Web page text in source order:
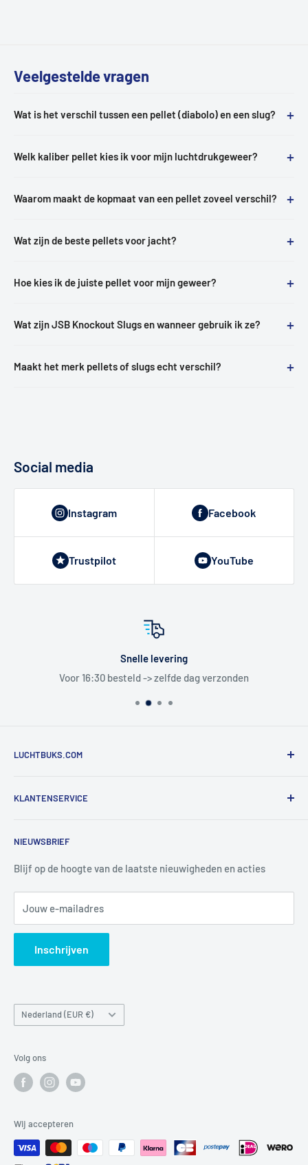
Veelgestelde vragen
Wat is het verschil tussen een pellet (diabolo) en een slug? +
Welk kaliber pellet kies ik voor mijn luchtdrukgeweer? +
Waarom maakt de kopmaat van een pellet zoveel verschil? +
Wat zijn de beste pellets voor jacht? +
Hoe kies ik de juiste pellet voor mijn geweer? +
Wat zijn JSB Knockout Slugs en wanneer gebruik ik ze? +
Maakt het merk pellets of slugs echt verschil? +
Social media
Instagram Facebook
Trustpilot YouTube
Snelle levering
Voor 16:30 besteld -> zelfde dag verzonden
LUCHTBUKS.COM
Utrechtlaan 9
Tel:+31 6 345 30 448
Mail:info@luchtbuks.com
KLANTENSERVICE
Informatie
Privacybeleid
Verzendbeleid
Search
NIEUWSBRIEF
Blijf op de hoogte van de laatste nieuwigheden en acties
Jouw e-mailadres
Inschrijven
Land/regio
Nederland (EUR €)
Volg ons
Wij accepteren